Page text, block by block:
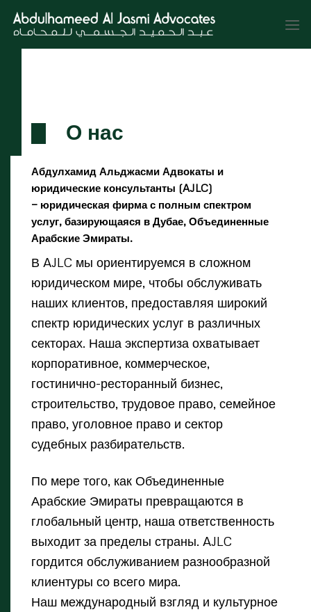
О нас
Абдулхамид Альджасми Адвокаты и
юридические консультанты (AJLC)
— юридическая фирма с полным спектром
услуг, базирующаяся в Дубае, Объединенные
Арабские Эмираты.
В AJLC мы ориентируемся в сложном
юридическом мире, чтобы обслуживать
наших клиентов, предоставляя широкий
спектр юридических услуг в различных
секторах. Наша экспертиза охватывает
корпоративное, коммерческое,
гостинично-ресторанный бизнес,
строительство, трудовое право, семейное
право, уголовное право и сектор
судебных разбирательств.
По мере того, как Объединенные
Арабские Эмираты превращаются в
глобальный центр, наша ответственность
выходит за пределы страны. AJLC
гордится обслуживанием разнообразной
клиентуры со всего мира.
Наш международный взгляд и культурное